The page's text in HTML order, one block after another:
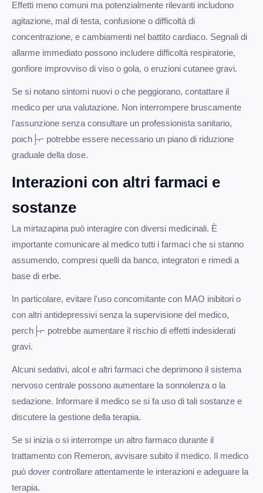
Effetti meno comuni ma potenzialmente rilevanti includono
agitazione, mal di testa, confusione o difficoltà di
concentrazione, e cambiamenti nel battito cardiaco. Segnali di
allarme immediato possono includere difficoltà respiratorie,
gonfiore improvviso di viso o gola, o eruzioni cutanee gravi.
Se si notano sintomi nuovi o che peggiorano, contattare il
medico per una valutazione. Non interrompere bruscamente
l'assunzione senza consultare un professionista sanitario,
poich├⌐ potrebbe essere necessario un piano di riduzione
graduale della dose.
Interazioni con altri farmaci e
sostanze
La mirtazapina può interagire con diversi medicinali. È
importante comunicare al medico tutti i farmaci che si stanno
assumendo, compresi quelli da banco, integratori e rimedi a
base di erbe.
In particolare, evitare l'uso concomitante con MAO inibitori o
con altri antidepressivi senza la supervisione del medico,
perch├⌐ potrebbe aumentare il rischio di effetti indesiderati
gravi.
Alcuni sedativi, alcol e altri farmaci che deprimono il sistema
nervoso centrale possono aumentare la sonnolenza o la
sedazione. Informare il medico se si fa uso di tali sostanze e
discutere la gestione della terapia.
Se si inizia o si interrompe un altro farmaco durante il
trattamento con Remeron, avvisare subito il medico. Il medico
può dover controllare attentamente le interazioni e adeguare la
terapia.